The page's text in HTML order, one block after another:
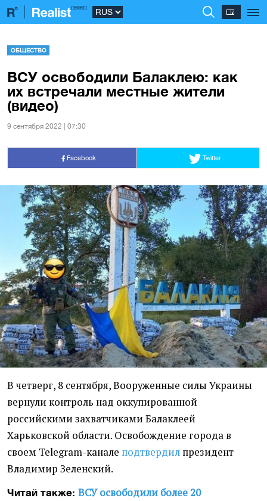
ОБЩЕСТВО
ВСУ освободили Балаклею: как
их встречали местные жители
(видео)
9 сентября 2022 | 07:30
Facebook Twitter
В четверг, 8 сентября, Вооруженные силы Украины
вернули контроль над оккупированной
российскими захватчиками Балаклеей
Харьковской области. Освобождение города в
своем Telegram-канале подтвердил президент
Владимир Зеленский.
Читай также: ВСУ освободили более 20